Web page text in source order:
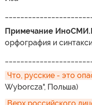
Примечание
орфография и
Что, русские - это
Wyborcza", Польша)